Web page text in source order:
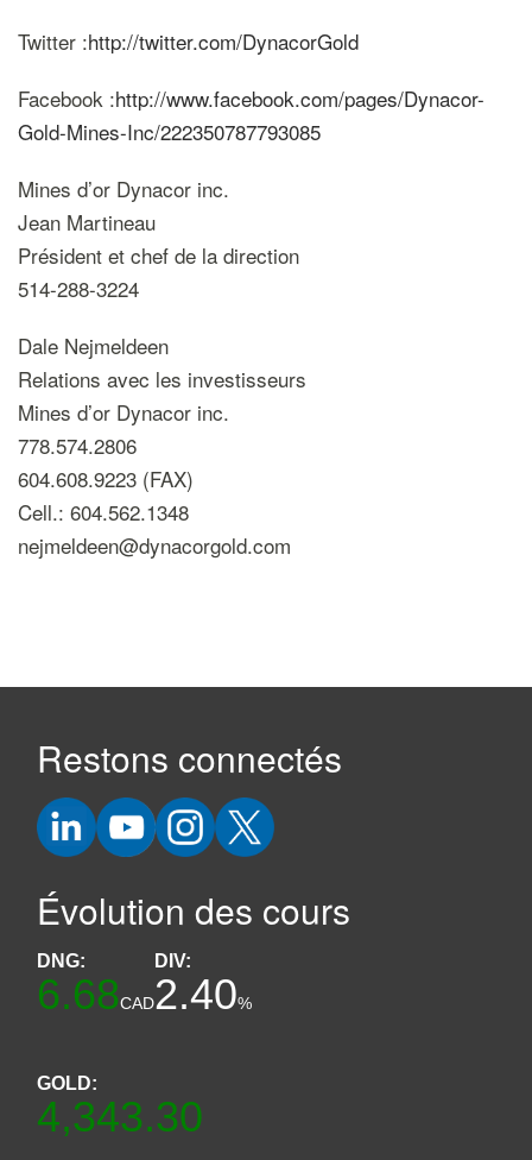
Twitter :http://twitter.com/DynacorGold
Facebook :http://www.facebook.com/pages/Dynacor-
Gold-Mines-Inc/222350787793085
Mines d’or Dynacor inc.
Jean Martineau
Président et chef de la direction
514-288-3224
Dale Nejmeldeen
Relations avec les investisseurs
Mines d’or Dynacor inc.
778.574.2806
604.608.9223 (FAX)
Cell.: 604.562.1348
nejmeldeen@dynacorgold.com
Restons connectés
Évolution des cours
DNG:
6.68CAD
DIV:
2.40%
GOLD:
4,343.30